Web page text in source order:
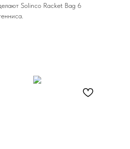
Solinco Racket Bag 6